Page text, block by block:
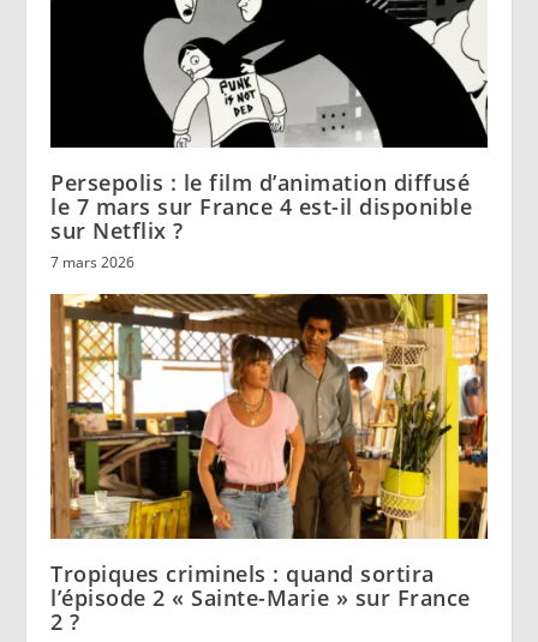
Persepolis : le film d’animation diffusé
le 7 mars sur France 4 est-il disponible
sur Netflix ?
7 mars 2026
Tropiques criminels : quand sortira
l’épisode 2 « Sainte-Marie » sur France
2 ?